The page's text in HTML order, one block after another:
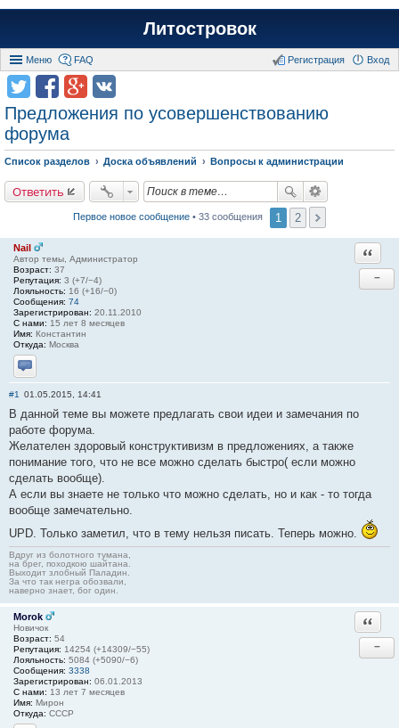
Литостровок
Меню FAQ Вход
Регистрация
Предложения по усовершенствованию
форума
Список разделов Доска объявлений Вопросы к администрации
Ответить
Первое новое сообщение • 33 сообщения 1 2
Nail
Автор темы, Администратор
Возраст: 37
Репутация: 3 (+7/−4)
Лояльность: 16 (+16/−0)
Сообщения: 74
Зарегистрирован: 20.11.2010
С нами: 15 лет 8 месяцев
Имя: Константин
Откуда: Москва
Отправить личное сообщение
−
#1 01.05.2015, 14:41
В данной теме вы можете предлагать свои идеи и замечания по
работе форума.
Желателен здоровый конструктивизм в предложениях, а также
понимание того, что не все можно сделать быстро( если можно
сделать вообще).
А если вы знаете не только что можно сделать, но и как - то тогда
вообще замечательно.
UPD. Только заметил, что в тему нельзя писать. Теперь можно.
Вдруг из болотного тумана,
на брег, походкою шайтана.
Выходит злобный Паладин.
За что так негра обозвали,
наверно знает, бог один.
Morok
Новичок
Возраст: 54
Репутация: 14254 (+14309/−55)
Лояльность: 5084 (+5090/−6)
Сообщения: 3338
Зарегистрирован: 06.01.2013
С нами: 13 лет 7 месяцев
Имя: Мирон
Откуда: СССР
−